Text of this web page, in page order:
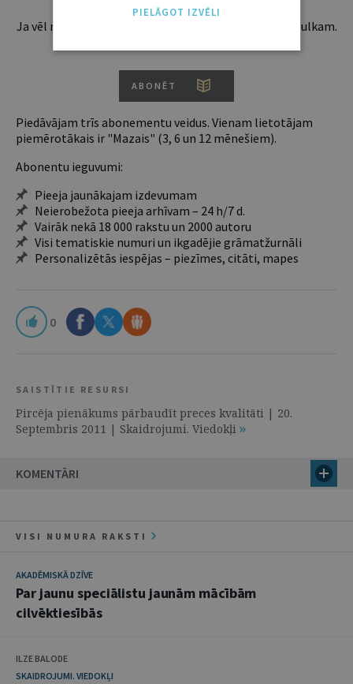
Ja vēl neesi abonents, aicinām pievienoties lasītāju pulkam.
ABONĒT
Piedāvājam trīs abonementu veidus. Vienam lietotājam
piemērotākais ir "Mazais" (3, 6 un 12 mēnešiem).
Abonentu ieguvumi:
Pieeja jaunākajam izdevumam
Neierobežota pieeja arhīvam – 24 h/7 d.
Vairāk nekā 18 000 rakstu un 2000 autoru
Visi tematiskie numuri un ikgadējie grāmatžurnāli
Personalizētās iespējas – piezīmes, citāti, mapes
0
SAISTĪTIE RESURSI
Pircēja pienākums pārbaudīt preces kvalitāti | 20.
Septembris 2011 | Skaidrojumi. Viedokļi
KOMENTĀRI
VISI NUMURA RAKSTI
AKADĒMISKĀ DZĪVE
Par jaunu speciālistu jaunām mācībām
cilvēktiesībās
ILZE BALODE
SKAIDROJUMI. VIEDOKĻI
PIELĀGOT IZVĒLI